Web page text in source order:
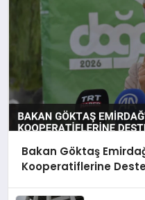
Bakan Göktaş
Kooperatiflerine